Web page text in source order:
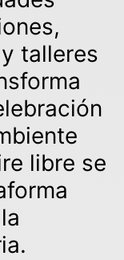
talleres
libre se